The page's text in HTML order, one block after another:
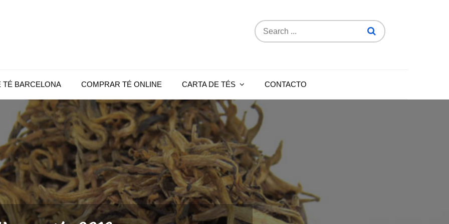
Search
for:
TÉ BARCELONA COMPRAR TÉ ONLINE CARTA DE TÉS CONTACTO